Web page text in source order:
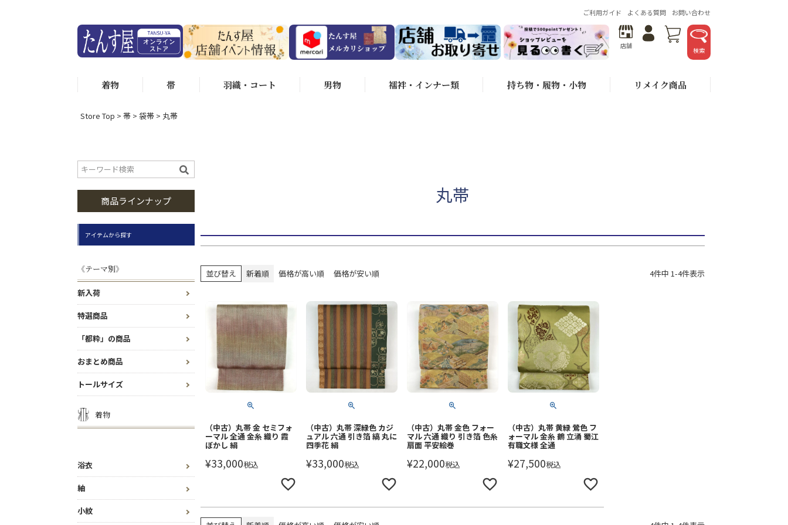
ご利用ガイド よくある質問 お問い合わせ
店舗
検索
着物 帯 羽織・コート 男物 襦袢・インナー類 持ち物・履物・小物 リメイク商品
Store Top 帯 袋帯 丸帯
商品ラインナップ
アイテムから探す
《テーマ別》
新入荷
特選商品
「都粋」の商品
おまとめ商品
トールサイズ
着物
浴衣
紬
小紋
丸帯
価格
～
状態ランク（選べるのは1つです）
状態ランクA
状態ランクB
商品番号/JANコード
並び順
新着順
価格が安い順 価格が高い順
検索
並び替え 新着順 価格が高い順 価格が安い順 4件中 1-4件表示
（中古）丸帯 金 セミフォ
ーマル 全通 金糸 織り 霞
ぼかし 絹
¥33,000税込
（中古）丸帯 深緑色 カジ
ュアル 六通 引き箔 縞 丸に
四季花 絹
¥33,000税込
（中古）丸帯 金色 フォー
マル 六通 織り 引き箔 色糸
扇面 平安絵巻
¥22,000税込
（中古）丸帯 黄緑 鶯色 フ
ォーマル 金糸 鶴 立涌 蜀江
有職文様 全通
¥27,500税込